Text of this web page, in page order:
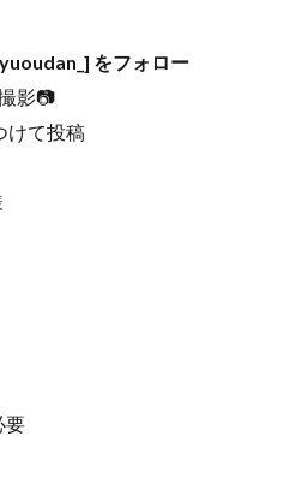
をフォロー
影📷
けて投稿
要